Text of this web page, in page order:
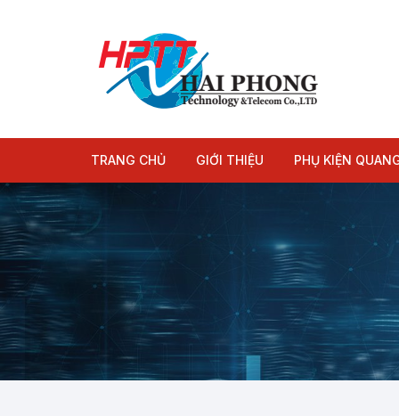
TRANG CHỦ GIỚI THIỆU PHỤ KIỆN
Dây nhảy quang